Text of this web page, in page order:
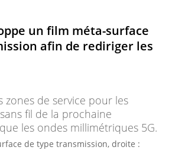
un film méta-surface
afin de rediriger les
zones de service pour les
fil de la prochaine
les ondes millimétriques 5G.
de type transmission, droite :